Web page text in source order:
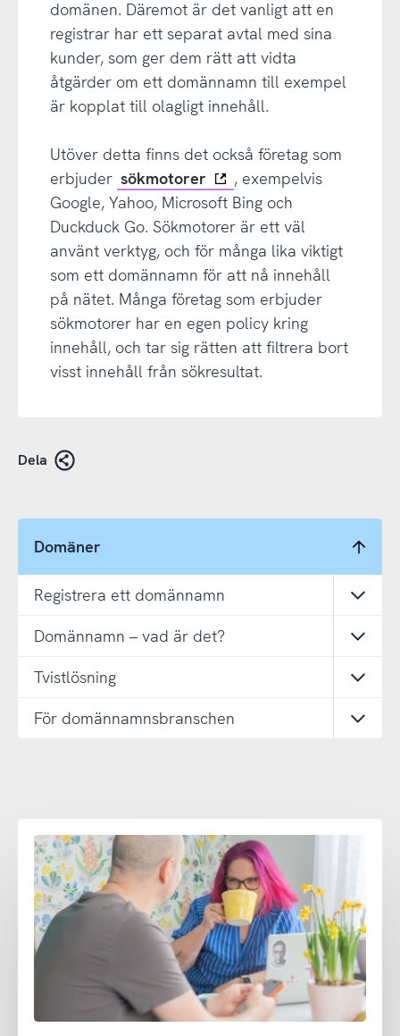
domänen. Däremot är det vanligt att en
registrar har ett separat avtal med sina
kunder, som ger dem rätt att vidta
åtgärder om ett domännamn till exempel
är kopplat till olagligt innehåll.
Utöver detta finns det också företag som
erbjuder sökmotorer
, exempelvis
Google, Yahoo, Microsoft Bing och
Duckduck Go. Sökmotorer är ett väl
använt verktyg, och för många lika viktigt
som ett domännamn för att nå innehåll
på nätet. Många företag som erbjuder
sökmotorer har en egen policy kring
innehåll, och tar sig rätten att filtrera bort
visst innehåll från sökresultat.
Dela
Domäner
Registrera ett domännamn
Domännamn – vad är det?
Tvistlösning
För domännamnsbranschen